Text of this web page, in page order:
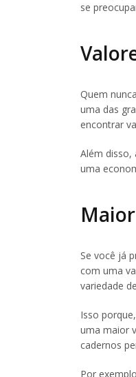
se
Quem
uma das
encontrar
Além disso,
uma
Se você já
com uma
variedade
Isso
uma maior
cadernos
Por